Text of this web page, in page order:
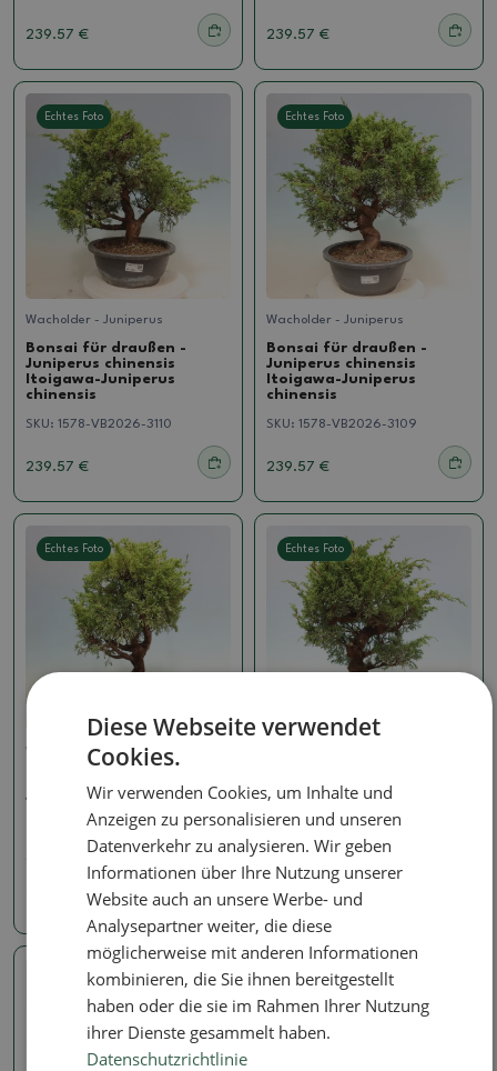
239.57 € 239.57 €
Echtes Foto
Wacholder - Juniperus
Bonsai für draußen -
Juniperus chinensis
Itoigawa-Juniperus
chinensis
SKU: 1578-VB2026-3110
239.57 €
Echtes Foto
Wacholder - Juniperus
Bonsai für draußen -
Juniperus chinensis
Itoigawa-Juniperus
chinensis
SKU: 1578-VB2026-3109
239.57 €
Echtes Foto
Wacholder - Juniperus
Juniperus chinensis
Itoigawa-Juniperus
chinensis
1578-VB2026-3108
239.57 €
Echtes Foto
Juniperus chinensis
Itoigawa-Juniperus
chinensis
SKU: 1578-VB2026-3092
239.57 €
Echtes Foto Echtes Foto
Diese Webseite verwendet
Cookies.
Wir verwenden Cookies, um Inhalte und
Anzeigen zu personalisieren und unseren
Datenverkehr zu analysieren. Wir geben
Informationen über Ihre Nutzung unserer
Website auch an unsere Werbe- und
Analysepartner weiter, die diese
möglicherweise mit anderen Informationen
kombinieren, die Sie ihnen bereitgestellt
haben oder die sie im Rahmen Ihrer Nutzung
ihrer Dienste gesammelt haben.
Datenschutzrichtlinie